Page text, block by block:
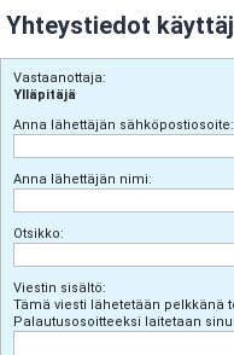
Yhteystiedot
Vastaanottaja:
Ylläpitäjä
Anna lähettäjän sähköpostiosoite:
Anna lähettäjän nimi:
Otsikko:
Viestin sisältö:
Tämä viesti lähetetään pelkkänä
Palautusosoitteeksi laitetaan